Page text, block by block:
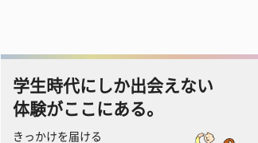
学生時代にしか出会えない
体験がここにある。
きっかけを届ける